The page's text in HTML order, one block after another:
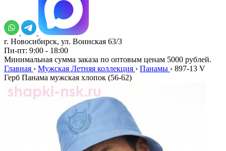
г. Новосибирск, ул. Воинская 63/3
Пн-пт: 9:00 - 18:00
Минимальная сумма заказа по оптовым ценам 5000 рублей.
Главная › Мужская Летняя коллекция › Панамы › 897-13 V
Герб Панама мужская хлопок (56-62)